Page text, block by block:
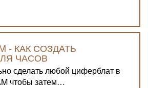
- КАК СОЗДАТЬ
ЧАСОВ
сделать любой циферблат в
чтобы затем…